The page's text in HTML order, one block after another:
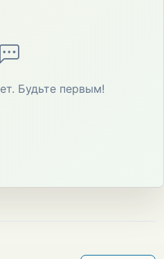
Будьте первым!